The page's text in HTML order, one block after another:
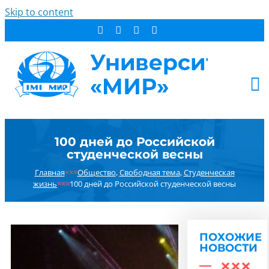
Skip to content
СТУДЕНТУ
ДОПОБРАЗОВАНИЕ
ОБ УНИВЕРСИТЕТЕ
НОВОСТИ
РЕЗУЛЬТАТ ПОИСКА:
100 дней до Российской
студенческой весны
Главная×××Общество,Свободная тема,Студенческая
жизнь×××100 дней до Российской студенческой весны
ПОХОЖИЕ
НОВОСТИ